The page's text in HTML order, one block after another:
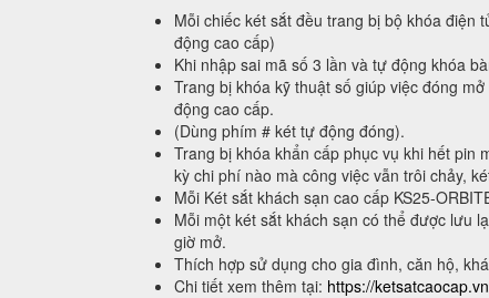
Mỗi chiếc két sắt đều trang bị bộ khóa
động cao cấp)
Khi nhập sai mã số 3 lần và tự động khóa
Trang bị khóa kỹ thuật số giúp việc đóng
động cao cấp.
(Dùng phím # két tự động đóng).
Trang bị khóa khẩn cấp phục vụ khi hết pin
kỳ chi phí nào mà công việc vẫn trôi chảy,
Mỗi Két sắt khách sạn cao cấp KS25-
Mỗi một két sắt khách sạn có thể được lưu
giờ mở.
Thích hợp sử dụng cho gia đình, căn hộ,
Chi tiết xem thêm tại: https://